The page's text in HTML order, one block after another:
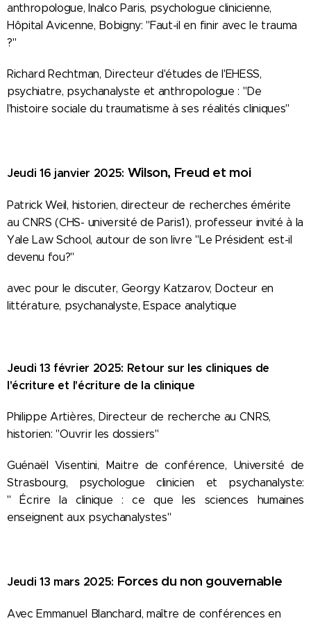
anthropologue, Inalco Paris, psychologue clinicienne,
Hôpital Avicenne, Bobigny: "Faut-il en finir avec le trauma
?"
Richard Rechtman, Directeur d'études de l'EHESS,
psychiatre, psychanalyste et anthropologue : "De
l'histoire sociale du traumatisme à ses réalités cliniques"
Jeudi 16 janvier 2025: Wilson, Freud et moi
Patrick Weil, historien, directeur de recherches émérite
au CNRS (CHS- université de Paris1), professeur invité à la
Yale Law School, autour de son livre "Le Président est-il
devenu fou?"
avec pour le discuter, Georgy Katzarov, Docteur en
littérature, psychanalyste, Espace analytique
Jeudi 13 février 2025: Retour sur les cliniques de
l'écriture et l'écriture de la clinique
Philippe Artières, Directeur de recherche au CNRS,
historien: "Ouvrir les dossiers"
Guénaël Visentini, Maitre de conférence, Université de
Strasbourg, psychologue clinicien et psychanalyste:
" Écrire la clinique : ce que les sciences humaines
enseignent aux psychanalystes"
Jeudi 13 mars 2025: Forces du non gouvernable
Avec Emmanuel Blanchard, maître de conférences en